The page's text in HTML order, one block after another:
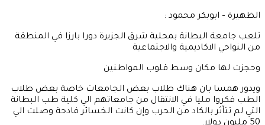
الظهيرة – ابوبكر محمود :
تلعب جامعة البطانة بمحلية شرق الجزيرة دورا بارزا في المنطقة
من النواحي الاكاديمية والاجتماعية
وحجزت لها مكان وسط قلوب المواطنين
ويدور همسا بان هناك طلاب بعض الجامعات خاصة بعض طلاب
الطب فكروا مليا في الانتقال من جامعاتهم الي كلية طب البطانة
التي لم تتآثر بالكاد من الحرب وإن كانت الخسائر فادحة وصلت الي